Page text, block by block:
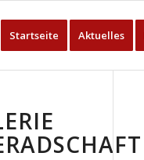
Startseite Aktuelles